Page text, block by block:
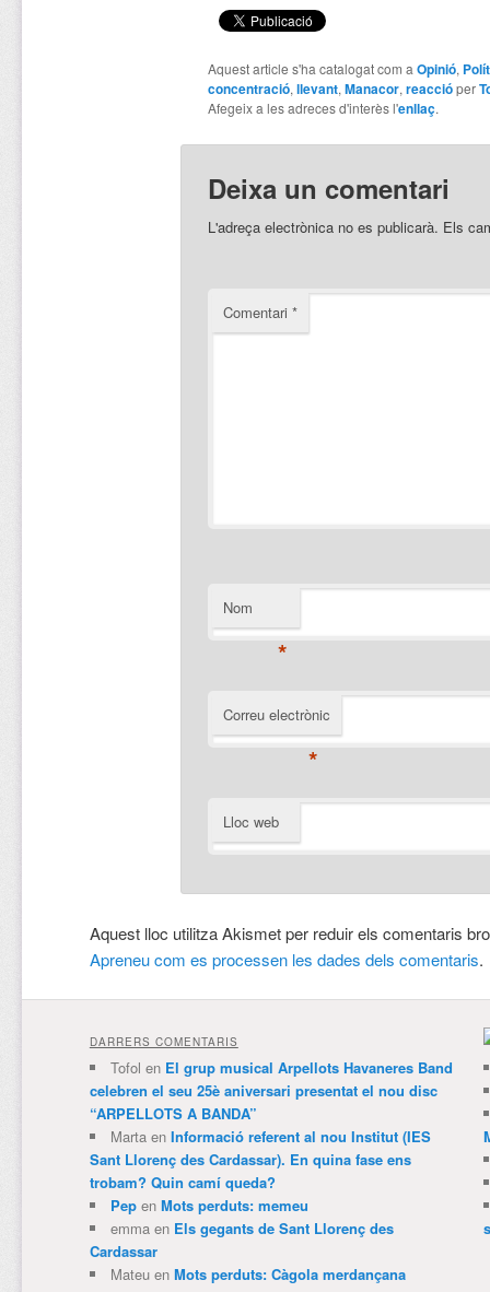
Aquest article s'ha catalogat com a Opinió,
concentració, llevant, Manacor, reaccióper
Afegeix a les adreces d'interès l'enllaç.
Deixa un comentari
L'adreça electrònica no es publicarà. Els
Comentari *
Nom
*
Correu electrònic
*
Lloc web
Aquest lloc utilitza Akismet per reduir els comentaris
Apreneu com es processen les dades dels comentaris.
DARRERS COMENTARIS
Tofol en El grup musical Arpellots Havaneres Band
celebren el seu 25è aniversari presentat el nou disc
“ARPELLOTS A BANDA”
Martaen Informació referent al nou Institut (IES
Sant Llorenç des Cardassar). En quina fase ens
trobam? Quin camí queda?
Pepen Mots perduts: memeu
emmaen Els gegants de Sant Llorenç des
Cardassar
Mateuen Mots perduts: Càgola merdançana